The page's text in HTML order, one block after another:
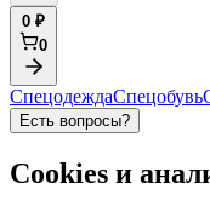
0 ₽
0
СпецодеждаСпецобувь
Есть вопросы?
Cookies и